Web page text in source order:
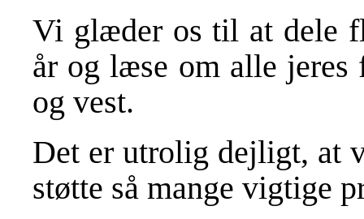
Vi glæder os til at dele
år og læse om alle jeres
og vest.
Det er utrolig dejligt, at
støtte så mange vigtige